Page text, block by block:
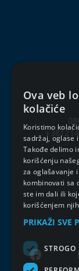
Ova veb
kolačiće
Koristimo
sadržaj, oglase
Takođe delimo
korišćenju
za oglašavanje
kombinovati sa
ste im dali ili
korišćenjem
PRIKAŽI SVE
STROGO